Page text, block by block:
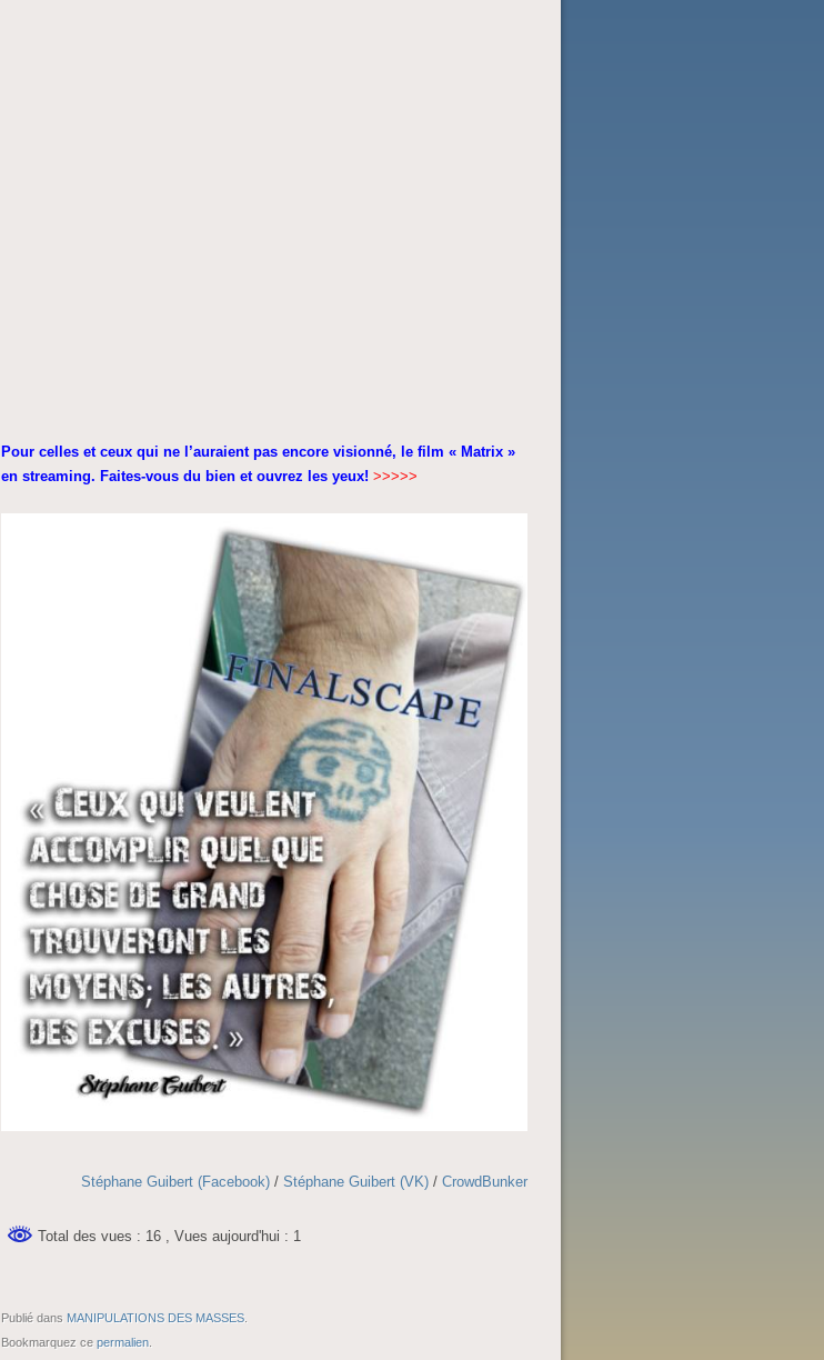
Pour celles et ceux qui ne l’auraient pas encore visionné, le film « Matrix »
en streaming. Faites-vous du bien et ouvrez les yeux! >>>>>
Stéphane Guibert (Facebook) / Stéphane Guibert (VK) / CrowdBunker
Total des vues : 16 , Vues aujourd'hui : 1
Publié dans MANIPULATIONS DES MASSES
Bookmarquez ce permalien